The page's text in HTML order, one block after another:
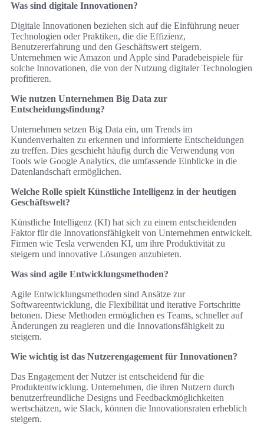
Was sind digitale Innovationen?
Digitale Innovationen beziehen sich auf die Einführung neuer
Technologien oder Praktiken, die die Effizienz,
Benutzererfahrung und den Geschäftswert steigern.
Unternehmen wie Amazon und Apple sind Paradebeispiele für
solche Innovationen, die von der Nutzung digitaler Technologien
profitieren.
Wie nutzen Unternehmen Big Data zur
Entscheidungsfindung?
Unternehmen setzen Big Data ein, um Trends im
Kundenverhalten zu erkennen und informierte Entscheidungen
zu treffen. Dies geschieht häufig durch die Verwendung von
Tools wie Google Analytics, die umfassende Einblicke in die
Datenlandschaft ermöglichen.
Welche Rolle spielt Künstliche Intelligenz in der heutigen
Geschäftswelt?
Künstliche Intelligenz (KI) hat sich zu einem entscheidenden
Faktor für die Innovationsfähigkeit von Unternehmen entwickelt.
Firmen wie Tesla verwenden KI, um ihre Produktivität zu
steigern und innovative Lösungen anzubieten.
Was sind agile Entwicklungsmethoden?
Agile Entwicklungsmethoden sind Ansätze zur
Softwareentwicklung, die Flexibilität und iterative Fortschritte
betonen. Diese Methoden ermöglichen es Teams, schneller auf
Änderungen zu reagieren und die Innovationsfähigkeit zu
steigern.
Wie wichtig ist das Nutzerengagement für Innovationen?
Das Engagement der Nutzer ist entscheidend für die
Produktentwicklung. Unternehmen, die ihren Nutzern durch
benutzerfreundliche Designs und Feedbackmöglichkeiten
wertschätzen, wie Slack, können die Innovationsraten erheblich
steigern.